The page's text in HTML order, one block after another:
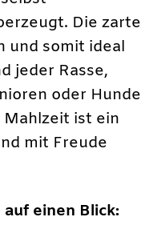
Die zarte
und somit ideal
jeder Rasse,
oder Hunde
ist ein
mit Freude
einen Blick: